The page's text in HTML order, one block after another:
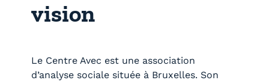
vision
Le Centre Avec est une association
d’analyse sociale située à Bruxelles. Son